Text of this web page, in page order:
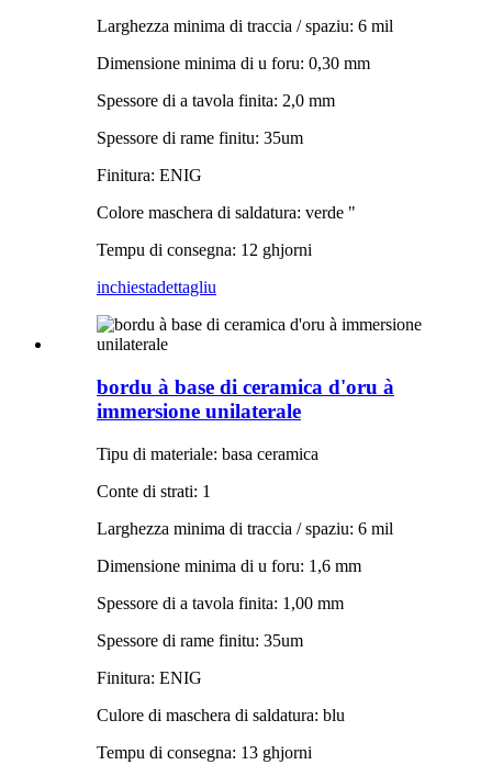
Larghezza minima di traccia / spaziu: 6 mil
Dimensione minima di u foru: 0,30 mm
Spessore di a tavola finita: 2,0 mm
Spessore di rame finitu: 35um
Finitura: ENIG
Colore maschera di saldatura: verde "
Tempu di consegna: 12 ghjorni
inchiestadettagliu
bordu à base di ceramica d'oru à
immersione unilaterale
Tipu di materiale: basa ceramica
Conte di strati: 1
Larghezza minima di traccia / spaziu: 6 mil
Dimensione minima di u foru: 1,6 mm
Spessore di a tavola finita: 1,00 mm
Spessore di rame finitu: 35um
Finitura: ENIG
Culore di maschera di saldatura: blu
Tempu di consegna: 13 ghjorni